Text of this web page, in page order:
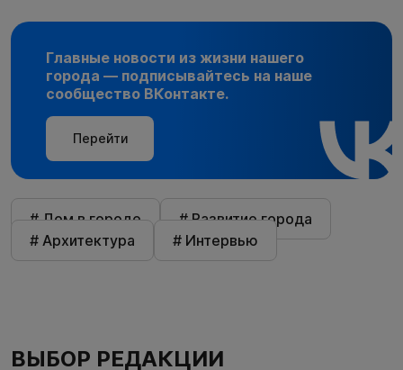
Главные новости из жизни нашего
города — подписывайтесь на наше
сообщество ВКонтакте.
Перейти
# Дом в городе
# Развитие города
# Архитектура
# Интервью
ВЫБОР РЕДАКЦИИ